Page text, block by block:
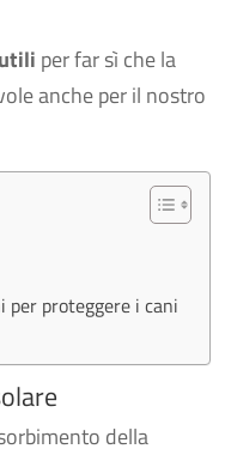
per far sì che la
anche per il nostro
proteggere i cani
della